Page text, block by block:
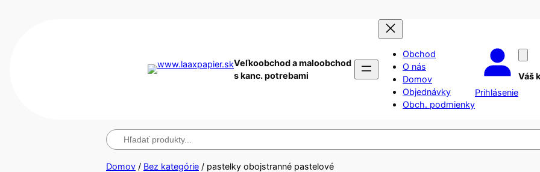
Veľkoobchod a maloobchod
s kanc. potrebami
Obchod
O nás
Domov
Objednávky
Obch. podmienky
Prihlásenie
Váš
Hľadanie
Domov / Bez kategórie / pastelky obojstranné pastelové